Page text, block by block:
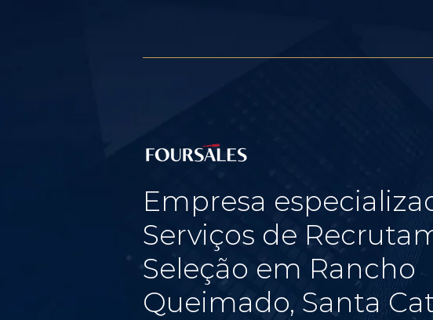
Empresa
Serviços de
Seleção em Rancho
Queimado, Santa